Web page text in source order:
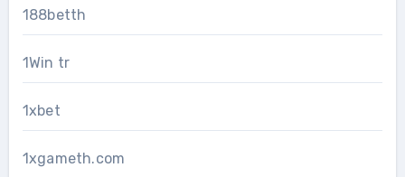
188betth
1Win tr
1xbet
1xgameth.com